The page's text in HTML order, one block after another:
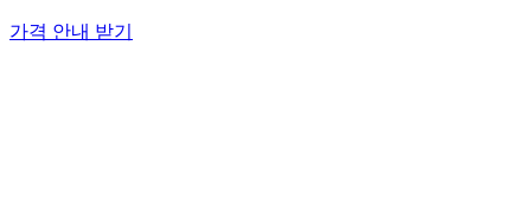
가격 안내 받기